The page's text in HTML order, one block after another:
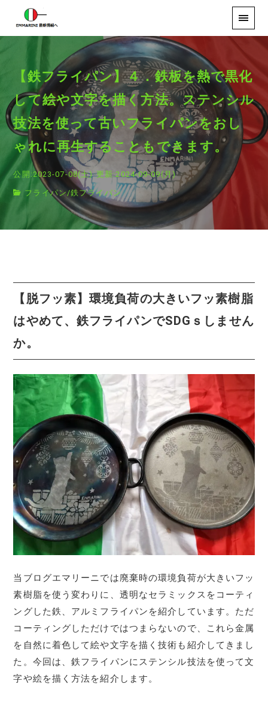
【鉄フライパン】４．鉄板を熱で黒化
して絵や文字を描く方法。ステンシル
技法を使って古いフライパンをおし
ゃれに再生することもできます。
公開:2023-07-08(土) 更新:2024-09-09(月)
フライパン/鉄フライパン
【脱フッ素】環境負荷の大きいフッ素樹脂
はやめて、鉄フライパンでSDGｓしません
か。
当ブログエマリーニでは廃棄時の環境負荷が大きいフッ
素樹脂を使う変わりに、透明なセラミックスをコーティ
ングした鉄、アルミフライパンを紹介しています。ただ
コーティングしただけではつまらないので、これら金属
を自然に着色して絵や文字を描く技術も紹介してきまし
た。今回は、鉄フライパンにステンシル技法を使って文
字や絵を描く方法を紹介します。